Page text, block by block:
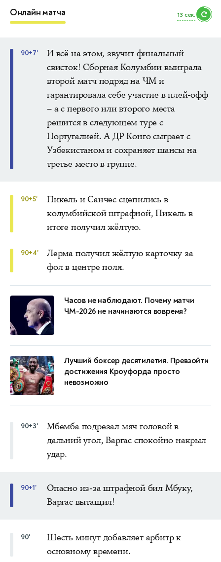
Онлайн матча 11 сек.
90+7'
И всё на этом, звучит финальный
свисток! Сборная Колумбии выиграла
второй матч подряд на ЧМ и
гарантировала себе участие в плей-офф
– а с первого или второго места
решится в следующем туре с
Португалией. А ДР Конго сыграет с
Узбекистаном и сохраняет шансы на
третье место в группе.
90+5'
Пикель и Санчес сцепились в
колумбийской штрафной, Пикель в
итоге получил жёлтую.
90+4'
Лерма получил жёлтую карточку за
фол в центре поля.
Часов не наблюдают. Почему матчи
ЧМ-2026 не начинаются вовремя?
Лучший боксер десятилетия. Превзойти
достижения Кроуфорда просто
невозможно
90+3'
Мбемба подрезал мяч головой в
дальний угол, Варгас спокойно накрыл
удар.
90+1'
Опасно из-за штрафной бил Мбуку,
Варгас вытащил!
90'
Шесть минут добавляет арбитр к
основному времени.